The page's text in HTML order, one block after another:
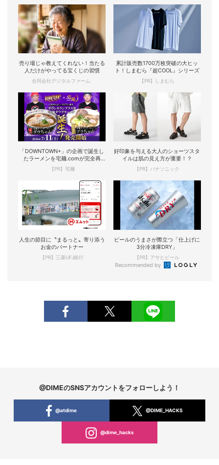
売り場じゃ教えてくれない！当たる
人だけがやってる宝くじの習慣
合同会社デジタルファーム
累計販売数1700万枚突破の大ヒッ
ト！しまむら『超COOL』シリーズ
【PR】しまむら
「DOWNTOWN+」の企画で誕生し
たラーメンを宅麺.comが完全再
現！
【PR】宅麺
好印象を与える大人のショーツスタ
イルは肌の見え方が重要！？
【PR】パナソニック
人生の節目に〝まるっと〟寄り添う
お金のパートナー
【PR】三菱UFJ銀行
ビールのうまさが際立つ「仕上げに
3分冷凍庫DRY」
【PR】アサヒビール
Recommended by
@DIMEのSNSアカウントをフォローしよう！
@atdime @DIME_HACKS
@dime_hacks